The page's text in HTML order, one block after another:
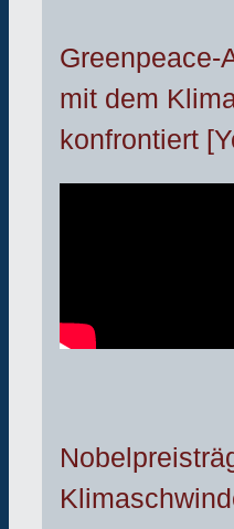
Greenpeace-
mit dem
konfrontiert